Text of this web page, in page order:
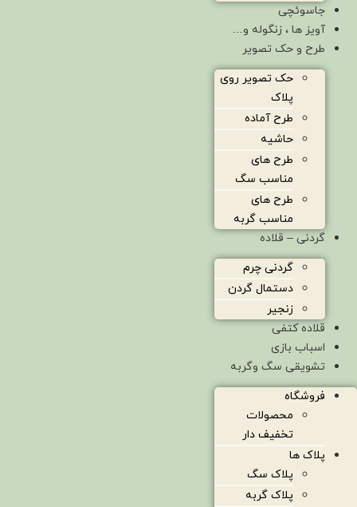
جاسوئچی
آویز ها ، زنگوله و…
طرح و حک تصویر
حک تصویر روی
پلاک
طرح آماده
حاشیه
طرح های
مناسب سگ
طرح های
مناسب گربه
گردنی – قلاده
گردنی چرم
دستمال گردن
زنجیر
قلاده کتفی
اسباب بازی
تشویقی سگ وگربه
فروشگاه
محصولات
تخفیف دار
پلاک ها
پلاک سگ
پلاک گربه